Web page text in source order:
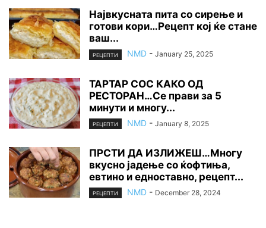
Највкусната пита со сирење и
готови кори…Рецепт кој ќе стане
ваш...
РЕЦЕПТИ NMD - January 25, 2025
ТАРТАР СОС КАКО ОД
РЕСТОРАН…Се прави за 5
минути и многу...
РЕЦЕПТИ NMD - January 8, 2025
ПРСТИ ДА ИЗЛИЖЕШ…Многу
вкусно јадење со ќофтиња,
евтино и едноставно, рецепт...
РЕЦЕПТИ NMD - December 28, 2024